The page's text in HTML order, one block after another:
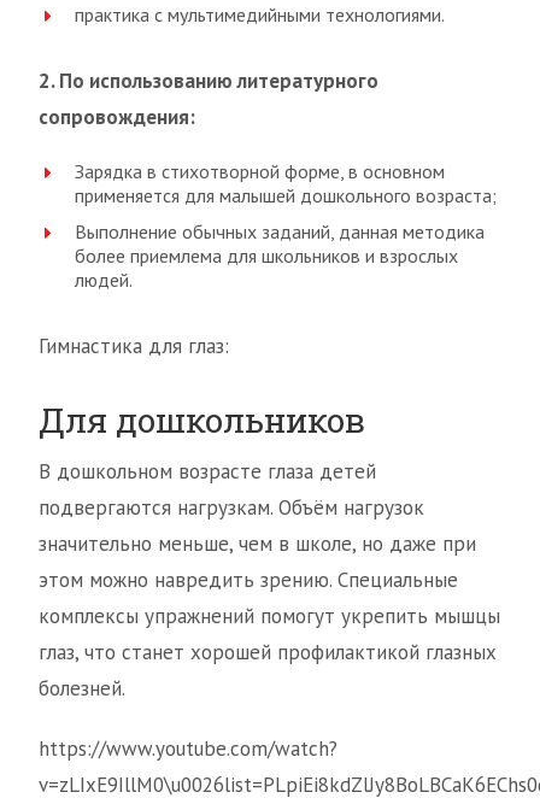
практика с мультимедийными технологиями.
2. По использованию литературного
сопровождения:
Зарядка в стихотворной форме, в основном
применяется для малышей дошкольного возраста;
Выполнение обычных заданий, данная методика
более приемлема для школьников и взрослых
людей.
Гимнастика для глаз:
Для дошкольников
В дошкольном возрасте глаза детей
подвергаются нагрузкам. Объём нагрузок
значительно меньше, чем в школе, но даже при
этом можно навредить зрению. Специальные
комплексы упражнений помогут укрепить мышцы
глаз, что станет хорошей профилактикой глазных
болезней.
https://www.youtube.com/watch?